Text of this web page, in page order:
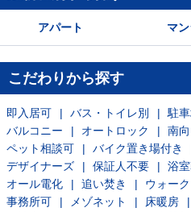
アパート マ
こだわりから探す
即入居可 バス・トイレ別 駐
バルコニー
オートロック 南向
ペット相談可
バイク置き場付き
デザイナーズ
保証人不要 浴
オール電化
追い焚き ウォー
事務所可
メゾネット 床暖房